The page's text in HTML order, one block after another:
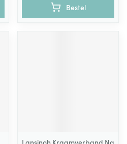
Bestel
Lansinoh Kraamverband Na